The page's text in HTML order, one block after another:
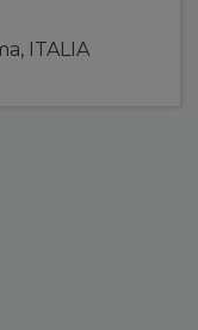
ITALIA